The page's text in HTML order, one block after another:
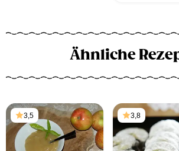
Ähnliche
3,5 3,8